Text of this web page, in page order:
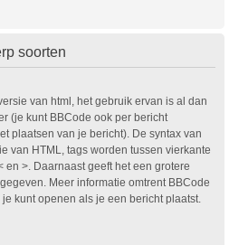
soorten
van html, het gebruik ervan is al dan
(je kunt BBCode ook per bericht
plaatsen van je bericht). De syntax van
van HTML, tags worden tussen vierkante
en >. Daarnaast geeft het een grotere
Meer informatie omtrent BBCode
kunt openen als je een bericht plaatst.